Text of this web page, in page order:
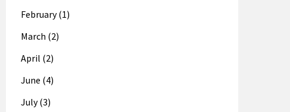
February (1)
March (2)
April (2)
June (4)
July (3)